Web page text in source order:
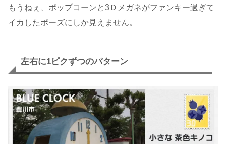
もうねぇ、ポップコーンと3Ｄメガネがファンキー過ぎて
イカしたポーズにしか見えません。
左右に1ピクずつのパターン